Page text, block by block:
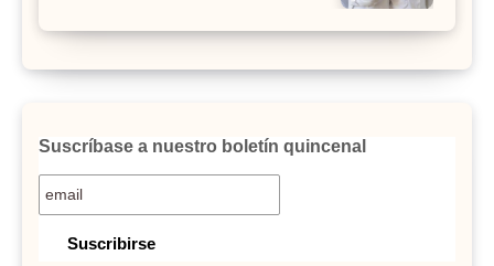
Suscríbase a nuestro boletín quincenal